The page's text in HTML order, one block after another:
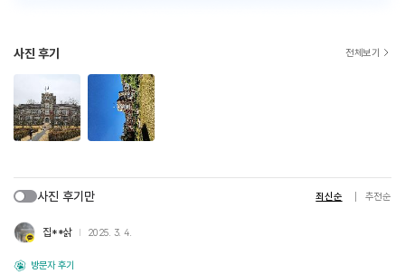
사진 후기 전체보기
사진 후기만 최신순 추천순
집**삵 2025. 3. 4.
방문자 후기